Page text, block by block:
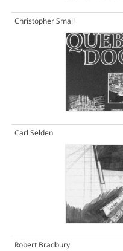
Christopher Small
Carl Selden
Robert Bradbury